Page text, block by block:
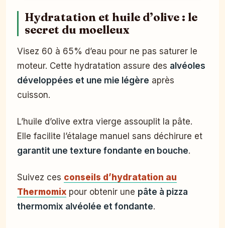
Hydratation et huile d’olive : le
secret du moelleux
Visez 60 à 65% d’eau pour ne pas saturer le
moteur. Cette hydratation assure des alvéoles
développées et une mie légère après
cuisson.
L’huile d’olive extra vierge assouplit la pâte.
Elle facilite l’étalage manuel sans déchirure et
garantit une texture fondante en bouche.
Suivez ces conseils d’hydratation au
Thermomix pour obtenir une pâte à pizza
thermomix alvéolée et fondante.